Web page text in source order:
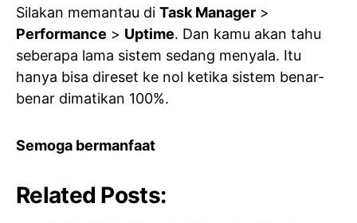
Silakan memantau di Task Manager >
Performance > Uptime. Dan kamu akan tahu
seberapa lama sistem sedang menyala. Itu
hanya bisa direset ke nol ketika sistem benar-
benar dimatikan 100%.
Semoga bermanfaat
Related Posts: